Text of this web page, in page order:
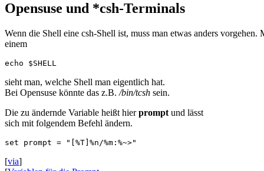
Opensuse und *csh-Terminals
Wenn die Shell eine csh-Shell ist, muss man etwas anders vorgehen.
einem
echo $SHELL
sieht man, welche Shell man eigentlich hat.
Bei Opensuse könnte das z.B. /bin/tcsh sein.
Die zu ändernde Variable heißt hierprompt und lässt
sich mit folgendem Befehl ändern.
set prompt = "[%T]%n/%m:%~>"
[via]